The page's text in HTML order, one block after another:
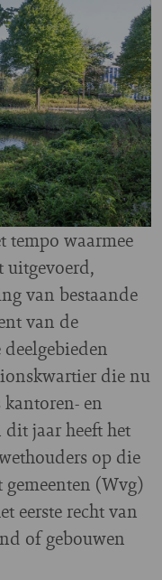
tempo waarmee
van bestaande
van de
die nu
en
jaar heeft het
op die
gemeenten (Wvg)
eerste recht van
of gebouwen